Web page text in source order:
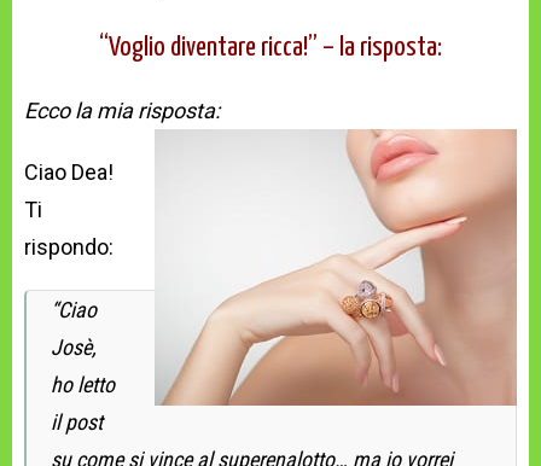
“Voglio diventare ricca!” – la risposta:
Ecco la mia risposta:
Ciao Dea!
Ti
rispondo:
“Ciao
Josè,
ho letto
il post
su come si vince al superenalotto… ma io vorrei